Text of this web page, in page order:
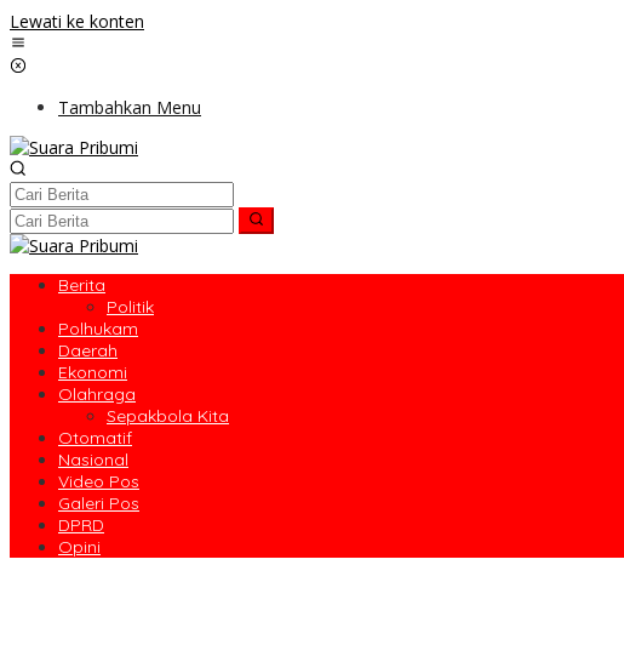
Lewati ke konten
Tambahkan Menu
Berita
Politik
Polhukam
Daerah
Ekonomi
Olahraga
Sepakbola Kita
Otomatif
Nasional
Video Pos
Galeri Pos
DPRD
Opini